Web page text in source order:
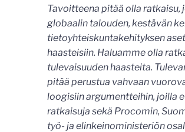
Tavoitteena pitää olla ratkaisu,
globaalin talouden, kestävän
tietoyhteiskuntakehityksen
haasteisiin. Haluamme olla
tulevaisuuden haasteita.
pitää perustua vahvaan
loogisiin argumentteihin, joilla
ratkaisuja sekä Procomin,
työ- ja elinkeinoministeriön